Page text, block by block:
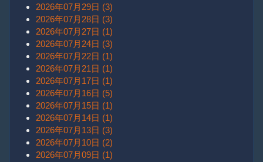
2026年07月29日 (3)
2026年07月28日 (3)
2026年07月27日 (1)
2026年07月24日 (3)
2026年07月22日 (1)
2026年07月21日 (1)
2026年07月17日 (1)
2026年07月16日 (5)
2026年07月15日 (1)
2026年07月14日 (1)
2026年07月13日 (3)
2026年07月10日 (2)
2026年07月09日 (1)